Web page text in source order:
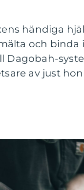
händiga
och binda
Dagobah-
av just